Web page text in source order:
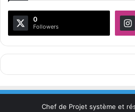
0
Followers
Chef de Projet système et